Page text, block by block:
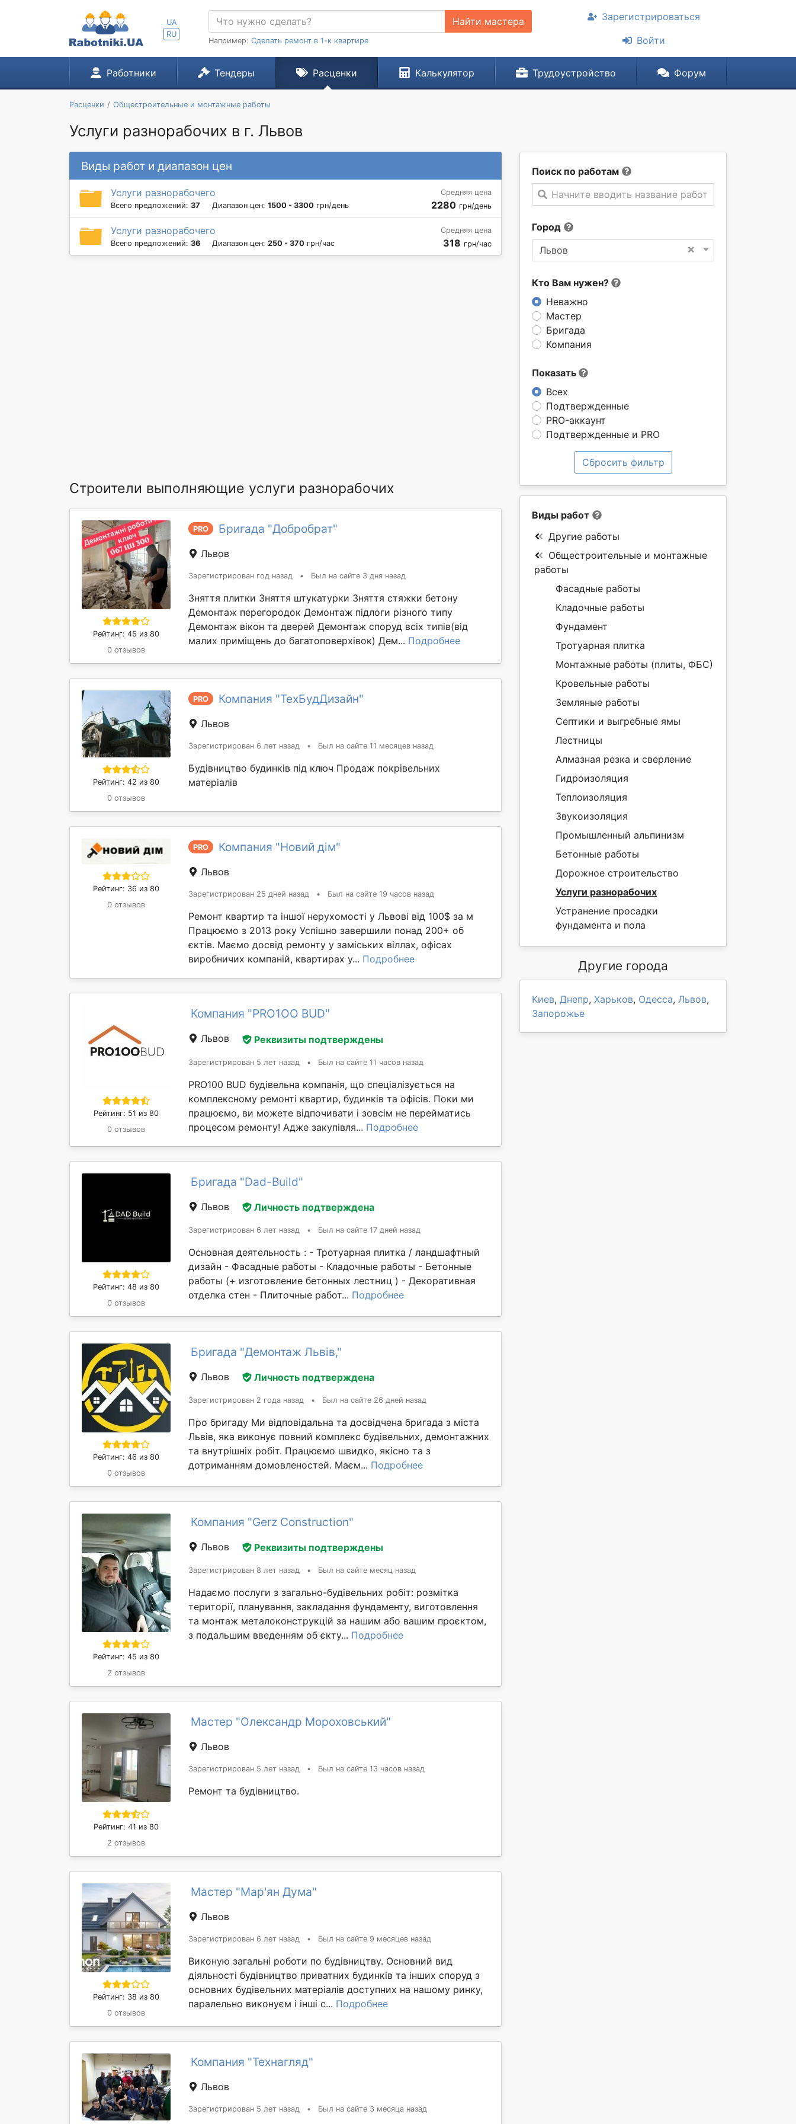
UA
RU
Найти мастера
Например: Сделать ремонт в 1-к квартире
Зарегистрироваться
Войти
Работники Тендеры Расценки Калькулятор Трудоустройство Форум
Расценки Общестроительные и монтажные работы
Услуги разнорабочих в г. Львов
Поиск по работам
Начните вводить название работы
Город
×
Львов
Кто Вам нужен?
Неважно
Мастер
Бригада
Компания
Показать
Всех
Подтвержденные
PRO-аккаунт
Подтвержденные и PRO
Сбросить фильтр
Виды работ и диапазон цен
Услуги разнорабочего
Всего предложений: 37 Диапазон цен: 1500 - 3300 грн/день
Средняя цена
2280 грн/день
Услуги разнорабочего
Всего предложений: 36 Диапазон цен: 250 - 370 грн/час
Средняя цена
318 грн/час
Строители выполняющие услуги разнорабочих
Рейтинг: 45 из 80
0 отзывов
PRO Бригада "Добробрат"
Львов
Зарегистрирован год назад • Был на сайте 3 дня назад
Зняття плитки Зняття штукатурки Зняття стяжки бетону
Демонтаж перегородок Демонтаж підлоги різного типу
Демонтаж вікон та дверей Демонтаж споруд всіх типів(від
малих приміщень до багатоповерхівок) Дем... Подробнее
Рейтинг: 42 из 80
0 отзывов
PRO Компания "ТехБудДизайн"
Львов
Зарегистрирован 6 лет назад • Был на сайте 11 месяцев назад
Будівництво будинків під ключ Продаж покрівельних
матеріалів
Рейтинг: 36 из 80
0 отзывов
PRO Компания "Новий дім"
Львов
Зарегистрирован 25 дней назад • Был на сайте 19 часов назад
Ремонт квартир та іншої нерухомості у Львові від 100$ за м
Працюємо з 2013 року Успішно завершили понад 200+ об
єктів. Маємо досвід ремонту у заміських віллах, офісах
виробничих компаній, квартирах у... Подробнее
Рейтинг: 51 из 80
0 отзывов
Компания "PRO1OO BUD"
Львов Реквизиты подтверждены
Зарегистрирован 5 лет назад • Был на сайте 11 часов назад
PRO100 BUD будівельна компанія, що спеціалізується на
комплексному ремонті квартир, будинків та офісів. Поки ми
працюємо, ви можете відпочивати і зовсім не перейматись
процесом ремонту! Адже закупівля... Подробнее
Рейтинг: 48 из 80
0 отзывов
Бригада "Dad-Build"
Львов Личность подтверждена
Зарегистрирован 6 лет назад • Был на сайте 17 дней назад
Основная деятельность : - Тротуарная плитка / ландшафтный
дизайн - Фасадные работы - Кладочные работы - Бетонные
работы (+ изготовление бетонных лестниц ) - Декоративная
отделка стен - Плиточные работ... Подробнее
Рейтинг: 46 из 80
0 отзывов
Бригада "Демонтаж Львів,"
Львов Личность подтверждена
Зарегистрирован 2 года назад • Был на сайте 26 дней назад
Про бригаду Ми відповідальна та досвідчена бригада з міста
Львів, яка виконує повний комплекс будівельних, демонтажних
та внутрішніх робіт. Працюємо швидко, якісно та з
дотриманням домовленостей. Маєм... Подробнее
Рейтинг: 45 из 80
2 отзывов
Компания "Gerz Construction"
Львов Реквизиты подтверждены
Зарегистрирован 8 лет назад • Был на сайте месяц назад
Надаємо послуги з загально-будівельних робіт: розмітка
території, планування, закладання фундаменту, виготовлення
та монтаж металоконструкцій за нашим або вашим проєктом,
з подальшим введенням об єкту... Подробнее
Рейтинг: 41 из 80
2 отзывов
Мастер "Олександр Мороховський"
Львов
Зарегистрирован 5 лет назад • Был на сайте 13 часов назад
Ремонт та будівництво.
Рейтинг: 38 из 80
0 отзывов
Мастер "Мар'ян Дума"
Львов
Зарегистрирован 6 лет назад • Был на сайте 9 месяцев назад
Виконую загальні роботи по будівництву. Основний вид
діяльності будівництво приватних будинків та інших споруд з
основних будівельних матеріалів доступних на нашому ринку,
паралельно виконуєм і інші с... Подробнее
Компания "Технагляд"
Львов
Зарегистрирован 5 лет назад • Был на сайте 3 месяца назад
Виды работ
Другие работы
Общестроительные и монтажные
работы
Фасадные работы
Кладочные работы
Фундамент
Тротуарная плитка
Монтажные работы (плиты, ФБС)
Кровельные работы
Земляные работы
Септики и выгребные ямы
Лестницы
Алмазная резка и сверление
Гидроизоляция
Теплоизоляция
Звукоизоляция
Промышленный альпинизм
Бетонные работы
Дорожное строительство
Услуги разнорабочих
Устранение просадки
фундамента и пола
Другие города
Киев, Днепр, Харьков, Одесса, Львов,
Запорожье